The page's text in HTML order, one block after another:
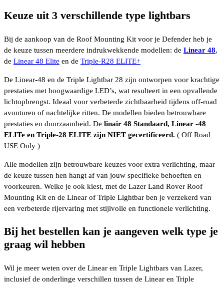
Keuze uit 3 verschillende type lightbars
Bij de aankoop van de Roof Mounting Kit voor je Defender heb je
de keuze tussen meerdere indrukwekkende modellen: de Linear 48,
de Linear 48 Elite en de Triple-R28 ELITE+
De Linear-48 en de Triple Lightbar 28 zijn ontworpen voor krachtige
prestaties met hoogwaardige LED’s, wat resulteert in een opvallende
lichtopbrengst. Ideaal voor verbeterde zichtbaarheid tijdens off-road
avonturen of nachtelijke ritten. De modellen bieden betrouwbare
prestaties en duurzaamheid. De linair 48 Standaard, Linear -48
ELITe en Triple-28 ELITE zijn NIET gecertificeerd. ( Off Road
USE Only )
Alle modellen zijn betrouwbare keuzes voor extra verlichting, maar
de keuze tussen hen hangt af van jouw specifieke behoeften en
voorkeuren. Welke je ook kiest, met de Lazer Land Rover Roof
Mounting Kit en de Linear of Triple Lightbar ben je verzekerd van
een verbeterde rijervaring met stijlvolle en functionele verlichting.
Bij het bestellen kan je aangeven welk type je
graag wil hebben
Wil je meer weten over de Linear en Triple Lightbars van Lazer,
inclusief de onderlinge verschillen tussen de Linear en Triple